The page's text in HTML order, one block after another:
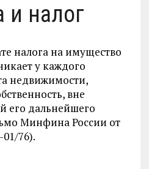
и налог
налога на имущество
у каждого
недвижимости,
вне
его дальнейшего
Минфина России от
01/76).